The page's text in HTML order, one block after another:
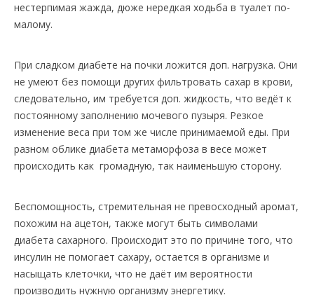
нестерпимая жажда, дюже нередкая ходьба в туалет по-
малому.
При сладком диабете на почки ложится доп. нагрузка. Они
не умеют без помощи других фильтровать сахар в крови,
следовательно, им требуется доп. жидкость, что ведёт к
постоянному заполнению мочевого пузыря. Резкое
изменение веса при том же числе принимаемой еды. При
разном облике диабета метаморфоза в весе может
происходить как громадную, так наименьшую сторону.
Беспомощность, стремительная не превосходный аромат,
похожим на ацетон, также могут быть символами
диабета сахарного. Происходит это по причине того, что
инсулин не помогает сахару, остается в организме и
насыщать клеточки, что не даёт им вероятности
производить нужную организму энергетику.